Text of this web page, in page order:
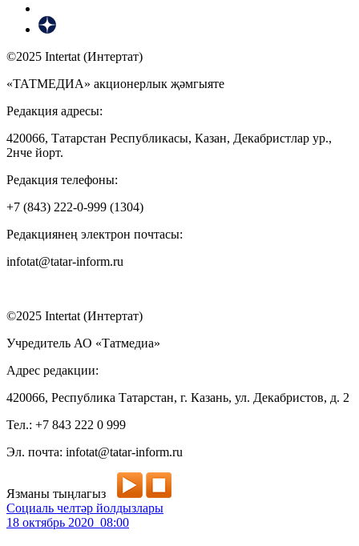
©2025 Intertat (Интертат)
«ТАТМЕДИА» акционерлык җәмгыяте
Редакция адресы:
420066, Татарстан Республикасы, Казан, Декабристлар ур.,
2нче йорт.
Редакция телефоны:
+7 (843) 222-0-999 (1304)
Редакциянең электрон почтасы:
infotat@tatar-inform.ru
©2025 Intertat (Интертат)
Учредитель АО «Татмедиа»
Адрес редакции:
420066, Республика Татарстан, г. Казань, ул. Декабристов, д. 2
Тел.: +7 843 222 0 999
Эл. почта: infotat@tatar-inform.ru
Язманы тыңлагыз
Социаль челтәр йолдызлары
18 октябрь 2020 08:00